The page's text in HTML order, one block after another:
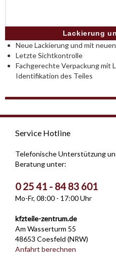
Lackierung
Neue Lackierung und mit
Letzte Sichtkontrolle
Fachgerechte Verpackung mit
Identifikation des Teiles
Service Hotline
Telefonische Unterstützung
Beratung unter:
0 25 41 - 84 83 601
Mo-Fr, 08:00 - 17:00 Uhr
kfzteile-zentrum.de
Am Wasserturm 55
48653 Coesfeld (NRW)
Anfahrt berechnen